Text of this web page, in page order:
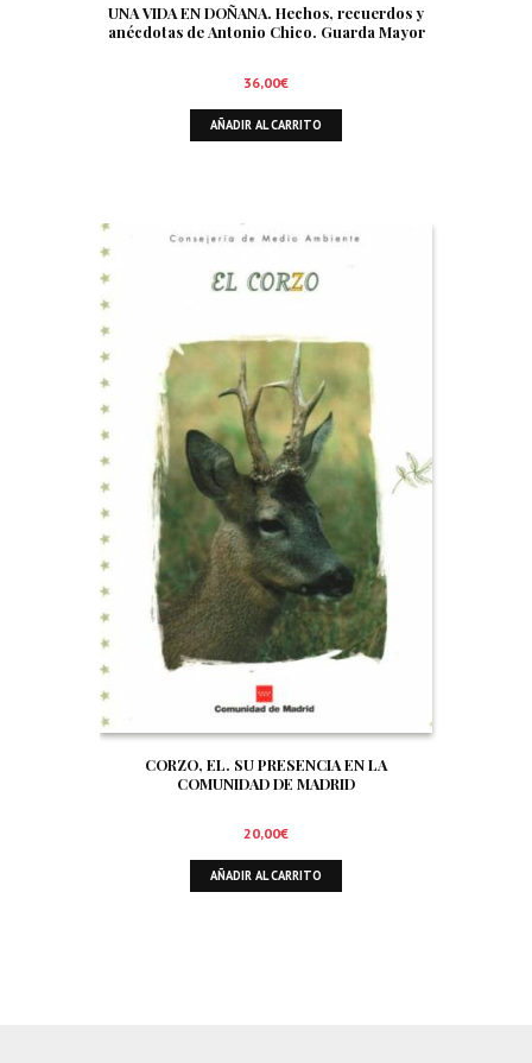
UNA VIDA EN DOÑANA. Hechos, recuerdos y
anécdotas de Antonio Chico. Guarda Mayor
36,00€
AÑADIR AL CARRITO
CORZO, EL. SU PRESENCIA EN LA
COMUNIDAD DE MADRID
20,00€
AÑADIR AL CARRITO